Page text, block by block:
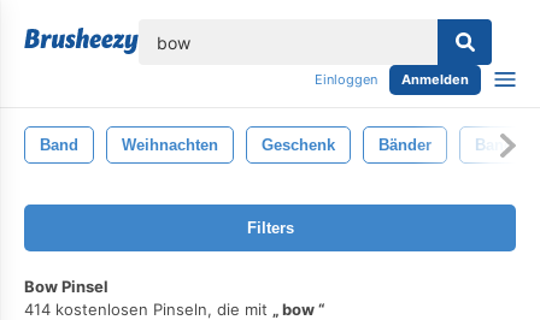
Einloggen Anmelden
Band Weihnachten Geschenk Bänder
Filters
Bow Pinsel
414 kostenlosen Pinseln, die mit
bow